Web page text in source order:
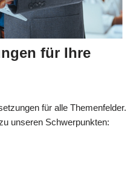
für Ihre
für alle Themenfelder.
unseren Schwerpunkten: